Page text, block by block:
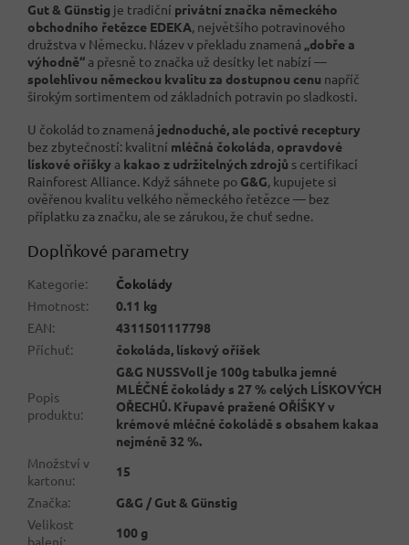
Gut & Günstig je tradiční privátní značka německého
obchodního řetězce EDEKA, největšího potravinového
družstva v Německu. Název v překladu znamená „dobře a
výhodně“ a přesně to značka už desítky let nabízí —
spolehlivou německou kvalitu za dostupnou cenu napříč
širokým sortimentem od základních potravin po sladkosti.
U čokolád to znamená jednoduché, ale poctivé receptury
bez zbytečností: kvalitní mléčná čokoláda, opravdové
lískové oříšky a kakao z udržitelných zdrojů s certifikací
Rainforest Alliance. Když sáhnete po G&G, kupujete si
ověřenou kvalitu velkého německého řetězce — bez
příplatku za značku, ale se zárukou, že chuť sedne.
Doplňkové parametry
Kategorie:
Čokolády
Hmotnost:
0.11 kg
EAN:
4311501117798
Příchuť: čokoláda, lískový oříšek
Popis
produktu:
G&G NUSSVoll je 100g tabulka jemné
MLÉČNÉ čokolády s 27 % celých LÍSKOVÝCH
OŘECHŮ. Křupavé pražené OŘÍŠKY v
krémové mléčné čokoládě s obsahem kakaa
nejméně 32 %.
Množství v
kartonu:
15
Značka:
G&G / Gut & Günstig
Velikost
balení:
100 g